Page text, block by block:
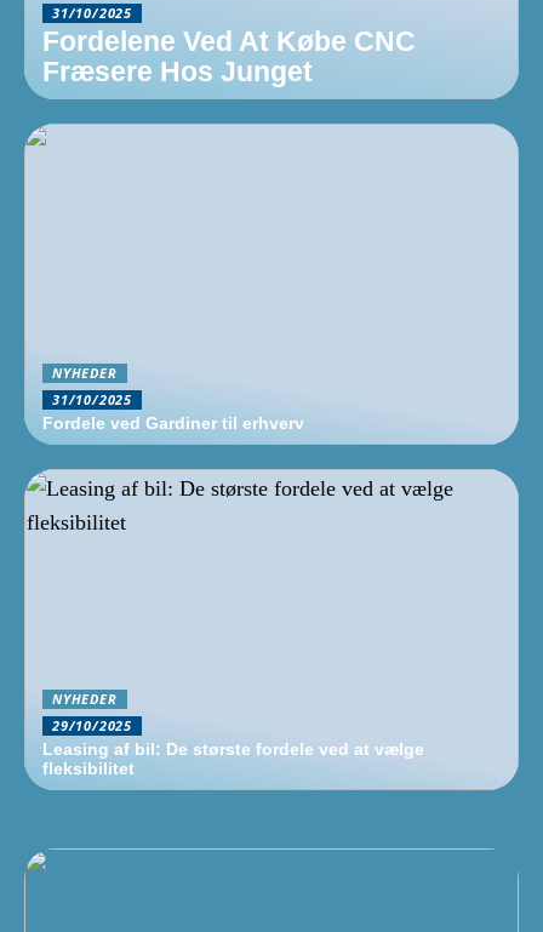
31/10/2025
Fordelene Ved At Købe CNC
Fræsere Hos Junget
NYHEDER
31/10/2025
Fordele ved Gardiner til erhverv
NYHEDER
29/10/2025
Leasing af bil: De største fordele ved at vælge
fleksibilitet